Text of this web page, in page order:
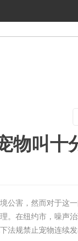
物叫十
公害，然而对于这
。在纽约市，噪声
法规禁止宠物连续发